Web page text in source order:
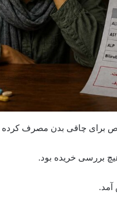
بررسی خریده بود.